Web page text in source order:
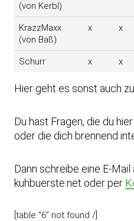
(von Kerbl)
KrazzMaxx
(von Baß)
x x
Schurr x x
Hier geht es sonst auch
Du hast Fragen, die du
oder die dich brennend
Dann schreibe eine E-Mail
kuhbuerste.net oder per
[table “6” not found /]